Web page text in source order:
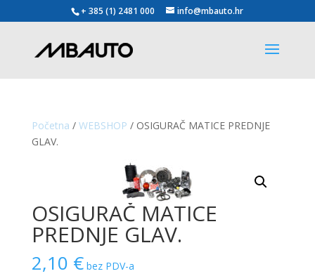
+ 385 (1) 2481 000 info@mbauto.hr
Početna / WEBSHOP / OSIGURAČ MATICE PREDNJE
GLAV.
OSIGURAČ MATICE
PREDNJE GLAV.
2,10 € bez PDV-a